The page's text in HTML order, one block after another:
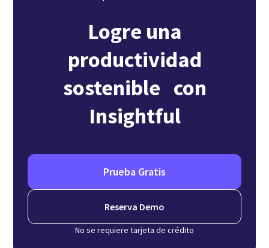
Logre una
productividad
sostenible con
Insightful
Prueba Gratis
Reserva Demo
No se requiere tarjeta de crédito